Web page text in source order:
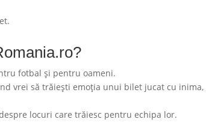
fotbal și pentru oameni.
vrei să trăiești emoția unui bilet jucat cu inima,
locuri care trăiesc pentru echipa lor.